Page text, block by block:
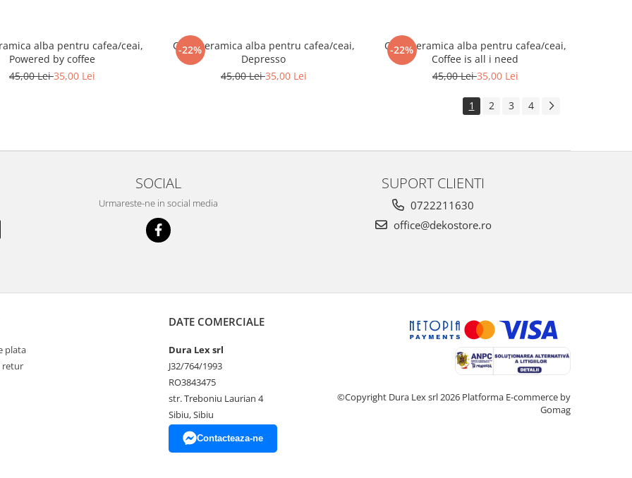
alba pentru cafea/ceai,
Powered by coffee
45,00 Lei35,00 Lei
-22%
Cana ceramica alba pentru cafea/ceai,
Depresso
45,00 Lei35,00 Lei
-22%
Cana ceramica alba pentru cafea/ceai,
Coffee is all i need
45,00 Lei35,00 Lei
1 2 3 4
SOCIAL
Urmareste-ne in social media
SUPORT CLIENTI
0722211630
office@dekostore.ro
plata
retur
DATE COMERCIALE
Dura Lex srl
J32/764/1993
RO3843475
str. Treboniu Laurian 4
Sibiu, Sibiu
Contacteaza-ne
©Copyright Dura Lex srl 2026 Platforma E-commerce by
Gomag